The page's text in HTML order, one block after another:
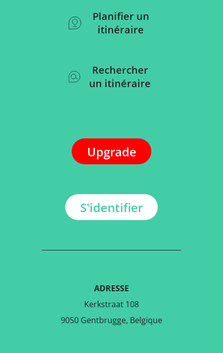
Planifier un
itinéraire
Rechercher
un itinéraire
Upgrade
S'identifier
ADRESSE
Kerkstraat 108
9050 Gentbrugge, Belgique